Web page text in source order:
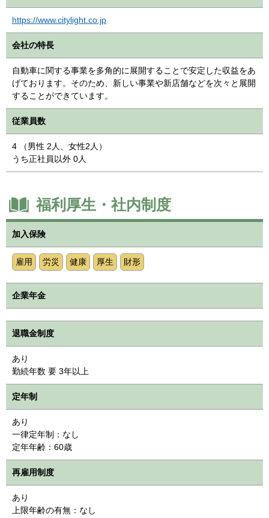
https://www.citylight.co.jp
会社の特長
自動車に関する事業を多角的に展開することで安定した収益をあ
げております。そのため、新しい事業や新店舗などを次々と展開
することができています。
従業員数
4 （男性 2人、女性2人）
うち正社員以外 0人
福利厚生・社内制度
加入保険
雇用 労災 健康 厚生 財形
企業年金
退職金制度
あり
勤続年数 要 3年以上
定年制
あり
一律定年制：なし
定年年齢：60歳
再雇用制度
あり
上限年齢の有無：なし